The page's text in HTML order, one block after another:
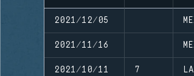
2021/12/05
2021/11/16
2021/10/11 7